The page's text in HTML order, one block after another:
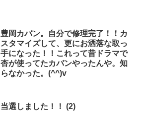
豊岡カバン。自分で修理完了！！カ
スタマイズして、更にお洒落な取っ
手になった！！これって昔ドラマで
杏が使ってたカバンやったんや。知
らなかった。(^^)v
当選しました！！ (2)